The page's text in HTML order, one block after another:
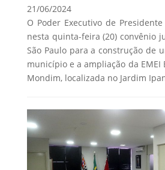
21/06/2024
O Poder Executivo de
nesta quinta-feira (20) convênio
São Paulo para a construção de
município e a ampliação da EMEI
Mondim, localizada no Jardim